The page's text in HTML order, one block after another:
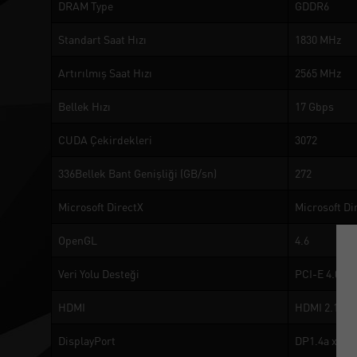
DRAM Type GDDR6
Standart Saat Hızı 1830 MHz
Artırılmış Saat Hızı 2565 MHz
Bellek Hızı 17 Gbps
CUDA Çekirdekleri 3072
336Bellek Bant Genişliği (GB/sn) 272
Microsoft DirectX Microsoft
OpenGL 4.6
Veri Yolu Desteği PCI-E 4.0
HDMI HDMI 2.1a
DisplayPort DP1.4a x 3